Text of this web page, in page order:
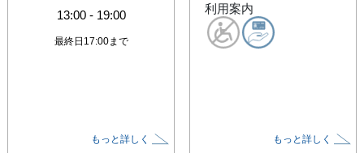
13:00- 19:00
最終日17:00まで
もっと詳しく
利用案内
もっと詳しく